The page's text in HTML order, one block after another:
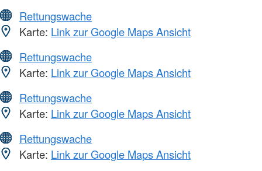
Rettungswache
Karte: Link zur Google Maps Ansicht
Rettungswache
Karte: Link zur Google Maps Ansicht
Rettungswache
Karte: Link zur Google Maps Ansicht
Rettungswache
Karte: Link zur Google Maps Ansicht